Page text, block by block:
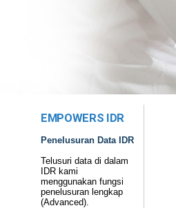
EMPOWERS IDR
Penelusuran Data IDR
Telusuri data di dalam
IDR kami
menggunakan fungsi
penelusuran lengkap
(Advanced).